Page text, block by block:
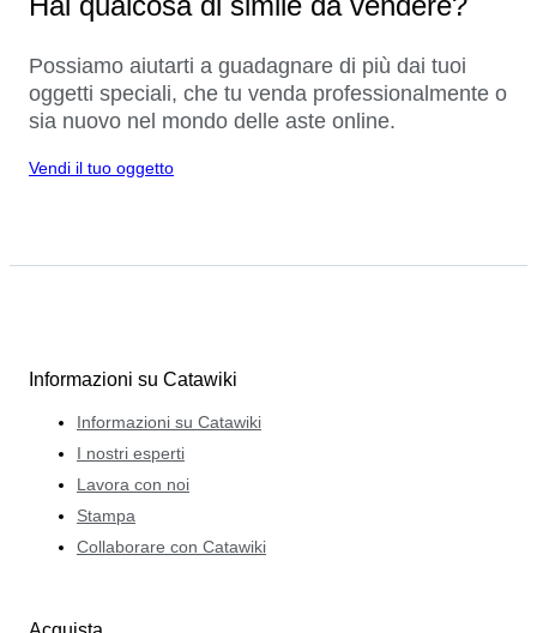
Possiamo aiutarti a guadagnare di più dai tuoi
oggetti speciali, che tu venda professionalmente o
sia nuovo nel mondo delle aste online.
Vendi il tuo oggetto
Informazioni su Catawiki
Informazioni su Catawiki
I nostri esperti
Lavora con noi
Stampa
Collaborare con Catawiki